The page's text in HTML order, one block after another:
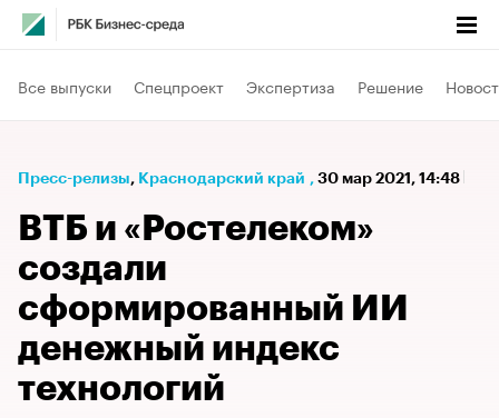
Все выпуски Спецпроект Экспертиза Решение
Пресс-релизы⁠, Краснодарский край , 30 мар 2021, 14:48
ВТБ и «Ростелеком»
создали
сформированный ИИ
денежный индекс
технологий